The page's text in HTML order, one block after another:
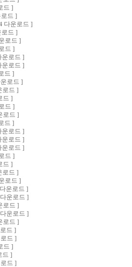
드 ]
드 ]
다운로드 ]
로드 ]
로드 ]
드 ]
운로드 ]
운로드 ]
드 ]
로드 ]
로드 ]
드 ]
드 ]
로드 ]
드 ]
운로드 ]
운로드 ]
운로드 ]
드 ]
드 ]
로드 ]
로드 ]
운로드 ]
운로드 ]
로드 ]
운로드 ]
로드 ]
드 ]
드 ]
드 ]
드 ]
드 ]